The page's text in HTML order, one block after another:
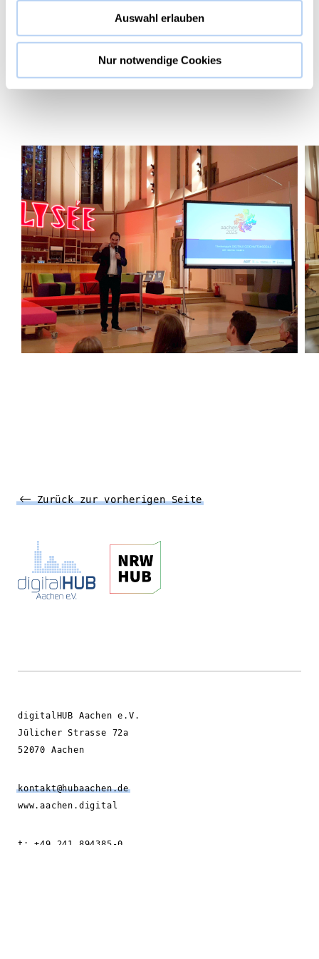
Auswahl erlauben
Nur notwendige Cookies
Ghost
Zurück zur vorherigen Seite
digitalHUB Aachen e.V.
Jülicher Strasse 72a
52070 Aachen
kontakt@hubaachen.de
www.aachen.digital
t: +49 241 894385-0